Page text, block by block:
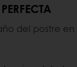
del postre